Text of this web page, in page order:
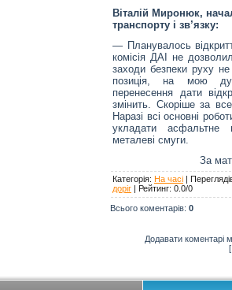
Віталій Миронюк,
транспорту і зв’язку:
— Планувалось
комісія ДАІ не
заходи безпеки руху
позиція, на мою
перенесення дати
змінить. Скоріше за
Наразі всі основні
укладати асфальтне
металеві смуги.
За
Категорія: На часі |
доріг | Рейтинг: 0.0/0
Всього коментарів: 0
Додавати коментарі